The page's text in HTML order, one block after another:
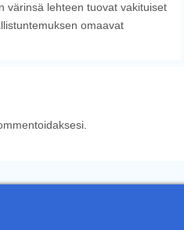
värinsä lehteen tuovat vakituiset
omaavat